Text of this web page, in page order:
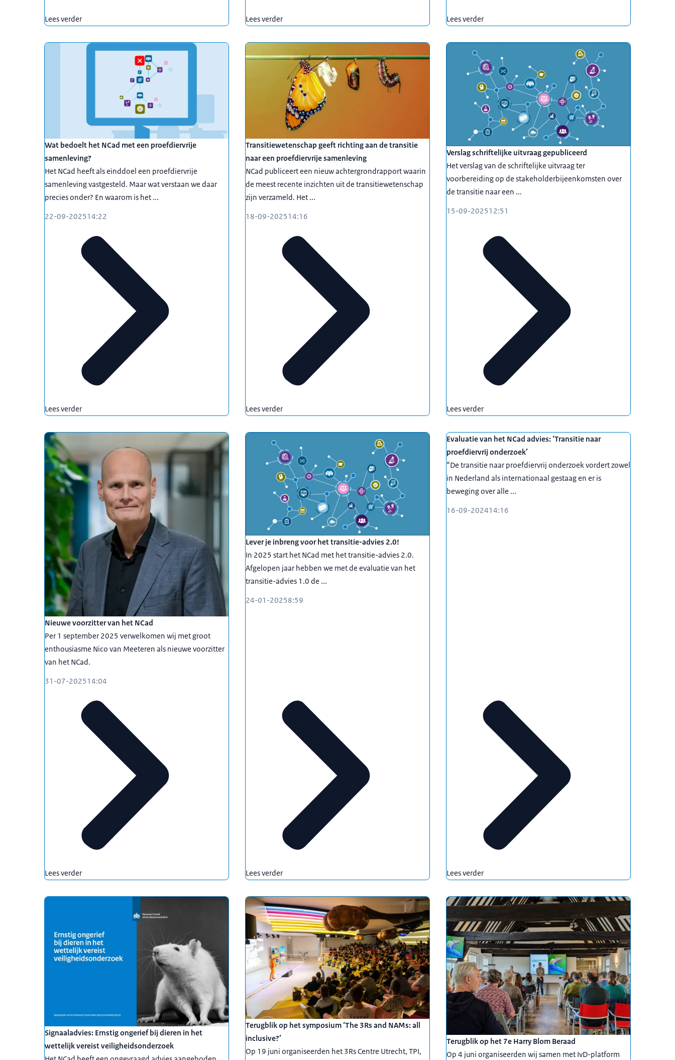
Lees verder Lees verder Lees verder
Wat bedoelt het NCad met een proefdiervrije
samenleving?
Het NCad heeft als einddoel een proefdiervrije
samenleving vastgesteld. Maar wat verstaan we daar
precies onder? En waarom is het ...
22-09-202514:22
Lees verder
Transitiewetenschap geeft richting aan de transitie
naar een proefdiervrije samenleving
NCad publiceert een nieuw achtergrondrapport waarin
de meest recente inzichten uit de transitiewetenschap
zijn verzameld. Het ...
18-09-202514:16
Lees verder
Verslag schriftelijke uitvraag gepubliceerd
Het verslag van de schriftelijke uitvraag ter
voorbereiding op de stakeholderbijeenkomsten over
de transitie naar een ...
15-09-202512:51
Lees verder
Nieuwe voorzitter van het NCad
Per 1 september 2025 verwelkomen wij met groot
enthousiasme Nico van Meeteren als nieuwe voorzitter
van het NCad.
31-07-202514:04
Lees verder
Lever je inbreng voor het transitie-advies 2.0!
In 2025 start het NCad met het transitie-advies 2.0.
Afgelopen jaar hebben we met de evaluatie van het
transitie-advies 1.0 de ...
24-01-20258:59
Lees verder
Evaluatie van het NCad advies: ‘Transitie naar
proefdiervrij onderzoek’
“De transitie naar proefdiervrij onderzoek vordert zowel
in Nederland als internationaal gestaag en er is
beweging over alle ...
16-09-202414:16
Lees verder
Signaaladvies: Ernstig ongerief bij dieren in het
wettelijk vereist veiligheidsonderzoek
Terugblik op het symposium ‘The 3Rs and NAMs: all
inclusive?’
Op 19 juni organiseerden het 3Rs Centre Utrecht, TPI,
Terugblik op het 7e Harry Blom Beraad
Op 4 juni organiseerden wij samen met IvD-platform